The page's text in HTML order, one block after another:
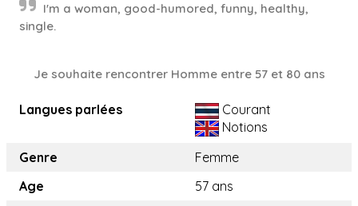
I'm a woman, good-humored, funny, healthy,
single.
Je souhaite rencontrer Homme entre 57 et 80 ans
Langues parlées
Courant
Notions
Genre
Femme
Age
57 ans